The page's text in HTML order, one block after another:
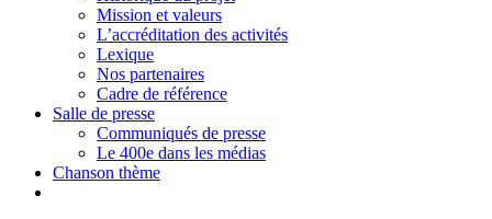
Mission et valeurs
L’accréditation des activités
Lexique
Nos partenaires
Cadre de référence
Salle de presse
Communiqués de presse
Le 400e dans les médias
Chanson thème